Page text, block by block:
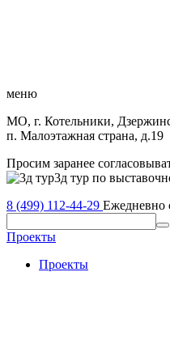
меню
МО, г. Котельники,
п. Малоэтажная страна, д.19
Просим заранее
3д тур по
8 (499) 112-44-29 Ежедневно
Проекты
Проекты